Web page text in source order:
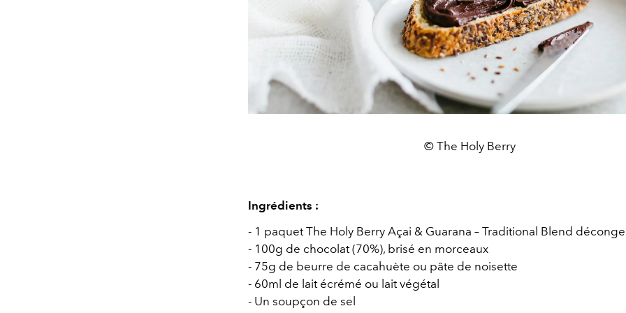
© The Holy Berry
Ingrédients :
- 1 paquet The Holy Berry Açai & Guarana – Traditional Blend
- 100g de chocolat (70%), brisé en morceaux
- 75g de beurre de cacahuète ou pâte de noisette
- 60ml de lait écrémé ou lait végétal
- Un soupçon de sel